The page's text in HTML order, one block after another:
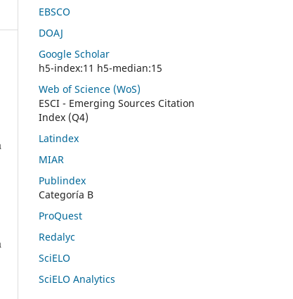
EBSCO
DOAJ
Google Scholar
h5-index:11 h5-median:15
Web of Science (WoS)
ESCI - Emerging Sources Citation
Index (Q4)
Latindex
MIAR
Publindex
Categoría B
ProQuest
Redalyc
SciELO
SciELO Analytics